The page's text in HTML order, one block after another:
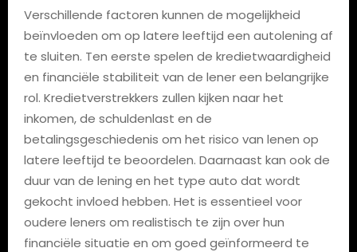
Verschillende factoren kunnen de mogelijkheid
beïnvloeden om op latere leeftijd een autolening af
te sluiten. Ten eerste spelen de kredietwaardigheid
en financiële stabiliteit van de lener een belangrijke
rol. Kredietverstrekkers zullen kijken naar het
inkomen, de schuldenlast en de
betalingsgeschiedenis om het risico van lenen op
latere leeftijd te beoordelen. Daarnaast kan ook de
duur van de lening en het type auto dat wordt
gekocht invloed hebben. Het is essentieel voor
oudere leners om realistisch te zijn over hun
financiële situatie en om goed geïnformeerd te